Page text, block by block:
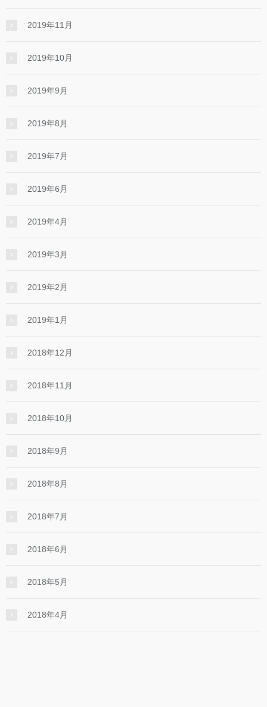
2019年11月
2019年10月
2019年9月
2019年8月
2019年7月
2019年6月
2019年4月
2019年3月
2019年2月
2019年1月
2018年12月
2018年11月
2018年10月
2018年9月
2018年8月
2018年7月
2018年6月
2018年5月
2018年4月